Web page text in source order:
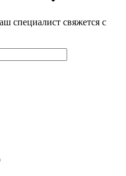
специалист свяжется с